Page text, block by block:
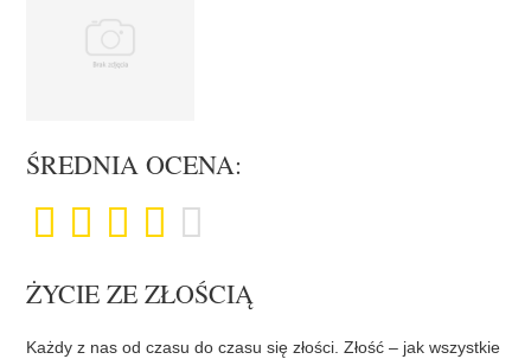
ŚREDNIA OCENA:
ŻYCIE ZE ZŁOŚCIĄ
Każdy z nas od czasu do czasu się złości. Złość – jak wszystkie